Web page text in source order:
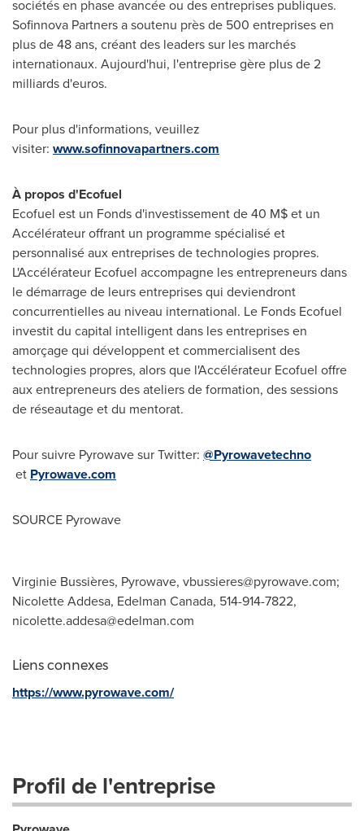
sociétés en phase avancée ou des entreprises publiques.
Sofinnova Partners a soutenu près de 500 entreprises en
plus de 48 ans, créant des leaders sur les marchés
internationaux. Aujourd'hui, l'entreprise gère plus de 2
milliards d'euros.
Pour plus d'informations, veuillez
visiter: www.sofinnovapartners.com
À propos d'Ecofuel
Ecofuel est un Fonds d'investissement de 40 M$ et un
Accélérateur offrant un programme spécialisé et
personnalisé aux entreprises de technologies propres.
L'Accélérateur Ecofuel accompagne les entrepreneurs dans
le démarrage de leurs entreprises qui deviendront
concurrentielles au niveau international. Le Fonds Ecofuel
investit du capital intelligent dans les entreprises en
amorçage qui développent et commercialisent des
technologies propres, alors que l'Accélérateur Ecofuel offre
aux entrepreneurs des ateliers de formation, des sessions
de réseautage et du mentorat.
Pour suivre Pyrowave sur Twitter: @Pyrowavetechno
et Pyrowave.com
SOURCE Pyrowave
Virginie Bussières, Pyrowave, vbussieres@pyrowave.com;
Nicolette Addesa, Edelman Canada, 514-914-7822,
nicolette.addesa@edelman.com
Liens connexes
https://www.pyrowave.com/
Profil de l'entreprise